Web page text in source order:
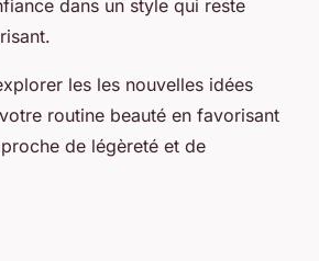
dans un style qui reste
les les nouvelles idées
routine beauté en favorisant
de légèreté et de